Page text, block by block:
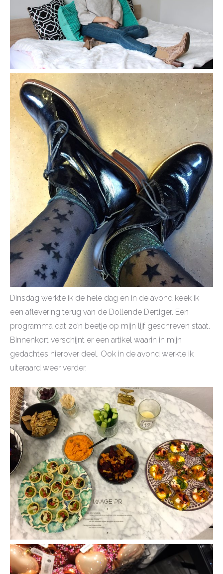
Dinsdag werkte ik de hele dag en in de avond keek ik
een aflevering terug van de Dollende Dertiger. Een
programma dat zo’n beetje op mijn lijf geschreven staat.
Binnenkort verschijnt er een artikel waarin in mijn
gedachtes hierover deel. Ook in de avond werkte ik
uiteraard weer verder.